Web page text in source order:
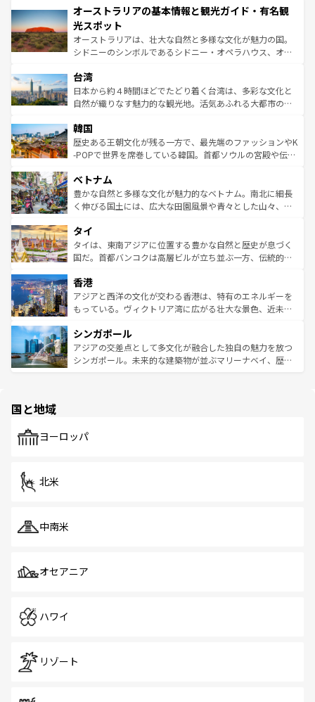
部のニューオーリンズでは、音楽と美食が融合した独特の
文化が魅力。旅行者はアメリカの各地域で異なる魅力を楽
しみながら、その多様性と豊かな歴史を感じることができ
るだろう。車でのロードトリップや列車の旅も、アメリカ
情報は
ワイ島は見逃せない。また、定番の観光地といえばオアフ
島だが、静かな自然を求めるならマウイ島やカウアイ島が
おすすめ。エメラルドグリーンに輝く海をはじめ、豊かな
文化や歴史が息づいている。「アロハスピリット」と呼ば
人々、おいしいローカルフードやハワイアンミュージッ
ク、伝統的なフラダンスなど、すべてがハワイの魅力を彩
っている。訪れるたびに新しい発見と感動が待っているハ
はコンテンツ一覧
オーストラリアの基本情報と観光ガイド・有名観
光スポット
オーストラリアは、壮大な自然と多様な文化が魅力の国。
シドニーのシンボルであるシドニー・オペラハウス、オー
リアリーフや大陸中央部にそびえるウルル（エアーズロッ
ク）、タスマニアの美しい原生林やケアンズの熱帯雨林な
ど、見どころがたくさん。また、カフェやワイン、オージ
いる。アクティビティも充実しており、サーフィンやダイ
ビング、ハイキングなど、アウトドア好きにはたまらな
い。オーストラリアの多彩な魅力を存分に味わいつくそ
参照してほしい。
台湾
日本から約４時間ほどでたどり着く台湾は、多彩な文化と
自然が織りなす魅力的な観光地。活気あふれる大都市の台
ン）、静ひつな山岳地帯である台湾東部など、都市の喧騒
と山間の静けさが共存しており、訪れる人に新しい発見と
驚きをもたらしてくれる。また、奥深い台湾の食文化も魅
容にもいいと評判のスイーツなど、バラエティ豊かな料理
が味わえる。 なお、新着の台湾情報は コンテンツ一覧を参
照してほしい。
韓国
歴史ある王朝文化が残る一方で、最先端のファッションやK
-POPで世界を席巻している韓国。首都ソウルの宮殿や伝統
き、地方に足を延ばせば四季折々の自然美を楽しむことが
できる。そして、キムチや焼肉、絶品のストリートフード
まで、さまざまな韓国料理が待っている。夜には、韓国な
リティに包まれながら、韓国の多彩な魅力を心ゆくまで味
わってみてほしい。 なお、新着の韓国情報はコンテンツ一
覧を参照してほしい。
ベトナム
豊かな自然と多様な文化が魅力的なベトナム。南北に細長
く伸びる国土には、広大な田園風景や青々とした山々、世
急速な発展と共に伝統が息づく。ハノイの古い町並みやホ
ーチミン市のフランス統治時代の建物も、独特の雰囲気を
醸し出している。また、バラエティの豊かさとおいしさで
とつ。フォーやバインミー、ベトナムコーヒーなどは、ぜ
ひ現地で味わいたい。どの地域を訪れてもあたたかい人々
が旅行者を迎えてくれるので、きっと忘れられない旅にな
参照してほしい。
タイ
タイは、東南アジアに位置する豊かな自然と歴史が息づく
国だ。首都バンコクは高層ビルが立ち並ぶ一方、伝統的な
の活気が交差している。北部ではチェンマイなどの山岳地
帯で自然と触れ合い、南部ではプーケットやクラビの美し
いビーチでリゾート気分を楽しむことができる。タイ料理
激する。気候は一年中温暖で、どの季節にも異なる楽しみ
が待っている。親しみやすいタイの人々、仏教を中心とし
た文化、そして多様な観光資源が、訪れる旅人を魅了し続
香港
アジアと西洋の文化が交わる香港は、特有のエネルギーを
もっている。ヴィクトリア湾に広がる壮大な景色、近未来
み、どこを訪れても感動するはず。観光スポットが密集し
ており、効率よく見どころを回れるのも魅力。息をのむよ
うな絶景から文化的な体験まで、香港を存分に楽しみ尽く
シンガポール
アジアの交差点として多文化が融合した独自の魅力を放つ
シンガポール。未来的な建築物が並ぶマリーナベイ、歴史
で、ホーカーズは地元の風情を楽しめる外せないスポット
国と地域
ヨーロッパ
北米
中南米
オセアニア
ハワイ
リゾート